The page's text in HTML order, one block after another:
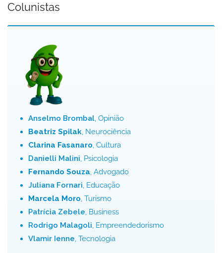
Colunistas
Anselmo Brombal, Opinião
Beatriz Spilak, Neurociência
Clarina Fasanaro, Cultura
Danielli Malini, Psicologia
Fernando Souza, Advogado
Juliana Fornari, Educação
Marcela Moro, Turismo
Patrícia Zebele, Business
Rodrigo Malagoli, Empreendedorismo
Vlamir Ienne, Tecnologia